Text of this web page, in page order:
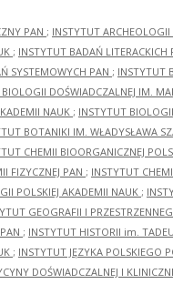
PAN ; INSTYTUT
; INSTYTUT BADAŃ LITERACKICH
SYSTEMOWYCH PAN ; INSTYTUT
DOŚWIADCZALNEJ IM.
NAUK ; INSTYTUT
BOTANIKI IM. WŁADYSŁAWA
CHEMII BIOORGANICZNEJ
FIZYCZNEJ PAN ; INSTYTUT
POLSKIEJ AKADEMII NAUK ;
GEOGRAFII I
; INSTYTUT HISTORII im.
; INSTYTUT JĘZYKA POLSKIEGO
DOŚWIADCZALNEJ I